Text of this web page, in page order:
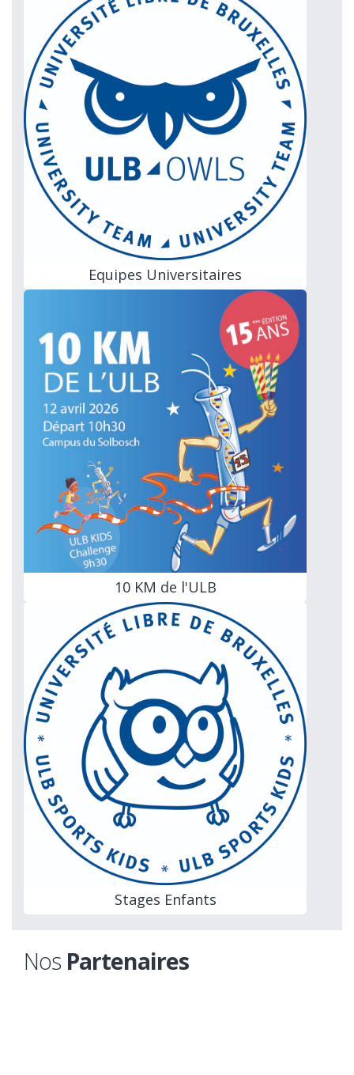
Equipes Universitaires
10 KM de l'ULB
Stages Enfants
Nos Partenaires